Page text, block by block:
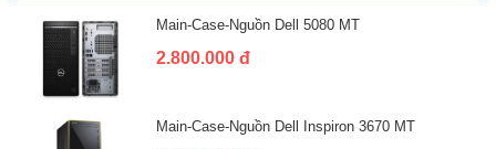
Main-Case-Nguồn Dell 5080 MT
2.800.000 đ
Main-Case-Nguồn Dell Inspiron 3670 MT